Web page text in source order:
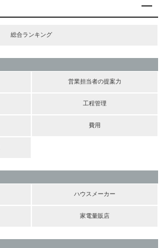
総合ランキング
営業担当者の提案力
工程管理
費用
ハウスメーカー
家電量販店